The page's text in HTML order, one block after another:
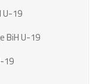
U-19
BiH U-19
19